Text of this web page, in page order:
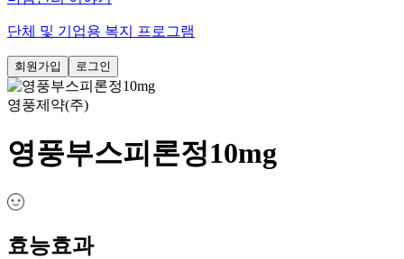
단체 및 기업용 복지 프로그램
회원가입 로그인
영풍제약(주)
영풍부스피론정10mg
효능효과